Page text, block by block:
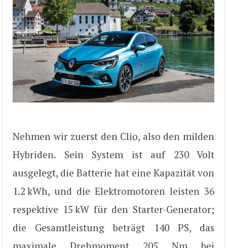
Nehmen wir zuerst den Clio, also den milden
Hybriden. Sein System ist auf 230 Volt
ausgelegt, die Batterie hat eine Kapazität von
1.2 kWh, und die Elektromotoren leisten 36
respektive 15 kW für den Starter-Generator;
die Gesamtleistung beträgt 140 PS, das